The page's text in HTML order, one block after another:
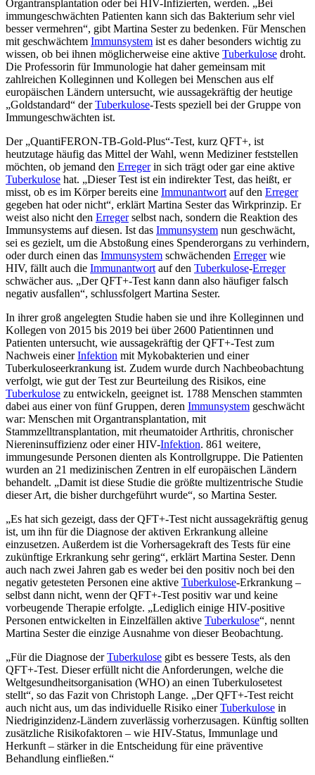
Organtransplantation oder bei HIV-Infizierten, werden. „Bei
immungeschwächten Patienten kann sich das Bakterium sehr viel
besser vermehren“, gibt Martina Sester zu bedenken. Für Menschen
mit geschwächtem Immunsystem ist es daher besonders wichtig zu
wissen, ob bei ihnen möglicherweise eine aktive Tuberkulose droht.
Die Professorin für Immunologie hat daher gemeinsam mit
zahlreichen Kolleginnen und Kollegen bei Menschen aus elf
europäischen Ländern untersucht, wie aussagekräftig der heutige
„Goldstandard“ derTuberkulose-Tests speziell bei der Gruppe von
Immungeschwächten ist.
Der „QuantiFERON-TB-Gold-Plus“-Test, kurz QFT+, ist
heutzutage häufig das Mittel der Wahl, wenn Mediziner feststellen
möchten, ob jemand den Erregerin sich trägt oder gar eine aktive
Tuberkulose hat. „Dieser Test ist ein indirekter Test, das heißt, er
misst, ob es im Körper bereits eine Immunantwort auf den Erreger
gegeben hat oder nicht“, erklärt Martina Sester das Wirkprinzip. Er
weist also nicht den Erregerselbst nach, sondern die Reaktion des
Immunsystems auf diesen. Ist das Immunsystem nun geschwächt,
sei es gezielt, um die Abstoßung eines Spenderorgans zu verhindern,
oder durch einen das Immunsystem schwächenden Erregerwie
HIV, fällt auch die Immunantwort auf den Tuberkulose-Erreger
schwächer aus. „Der QFT+-Test kann dann also häufiger falsch
negativ ausfallen“, schlussfolgert Martina Sester.
In ihrer groß angelegten Studie haben sie und ihre Kolleginnen und
Kollegen von 2015 bis 2019 bei über 2600 Patientinnen und
Patienten untersucht, wie aussagekräftig der QFT+-Test zum
Nachweis einerInfektion mit Mykobakterien und einer
Tuberkuloseerkrankung ist. Zudem wurde durch Nachbeobachtung
verfolgt, wie gut der Test zur Beurteilung des Risikos, eine
Tuberkulose zu entwickeln, geeignet ist. 1788 Menschen stammten
dabei aus einer von fünf Gruppen, deren Immunsystem geschwächt
war: Menschen mit Organtransplantation, mit
Stammzelltransplantation, mit rheumatoider Arthritis, chronischer
Niereninsuffizienz oder einer HIV-Infektion. 861 weitere,
immungesunde Personen dienten als Kontrollgruppe. Die Patienten
wurden an 21 medizinischen Zentren in elf europäischen Ländern
behandelt. „Damit ist diese Studie die größte multizentrische Studie
dieser Art, die bisher durchgeführt wurde“, so Martina Sester.
„Es hat sich gezeigt, dass der QFT+-Test nicht aussagekräftig genug
ist, um ihn für die Diagnose der aktiven Erkrankung alleine
einzusetzen. Außerdem ist die Vorhersagekraft des Tests für eine
zukünftige Erkrankung sehr gering“, erklärt Martina Sester. Denn
auch nach zwei Jahren gab es weder bei den positiv noch bei den
negativ getesteten Personen eine aktive Tuberkulose-Erkrankung –
selbst dann nicht, wenn der QFT+-Test positiv war und keine
vorbeugende Therapie erfolgte. „Lediglich einige HIV-positive
Personen entwickelten in Einzelfällen aktive Tuberkulose“, nennt
Martina Sester die einzige Ausnahme von dieser Beobachtung.
„Für die Diagnose derTuberkulose gibt es bessere Tests, als den
QFT+-Test. Dieser erfüllt nicht die Anforderungen, welche die
Weltgesundheitsorganisation (WHO) an einen Tuberkulosetest
stellt“, so das Fazit von Christoph Lange. „Der QFT+-Test reicht
auch nicht aus, um das individuelle Risiko einerTuberkulose in
Niedriginzidenz-Ländern zuverlässig vorherzusagen. Künftig sollten
zusätzliche Risikofaktoren – wie HIV-Status, Immunlage und
Herkunft – stärker in die Entscheidung für eine präventive
Behandlung einfließen.“